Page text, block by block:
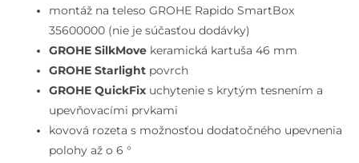
pre
spotrebiče,
supersteel
montáž na teleso GROHE Rapido SmartBox
35600000 (nie je súčasťou dodávky)
GROHE SilkMove keramická kartuša 46 mm
GROHE Starlight povrch
GROHE QuickFix uchytenie s krytým tesnením a
upevňovacími prvkami
kovová rozeta s možnosťou dodatočného upevnenia
polohy až o 6 °